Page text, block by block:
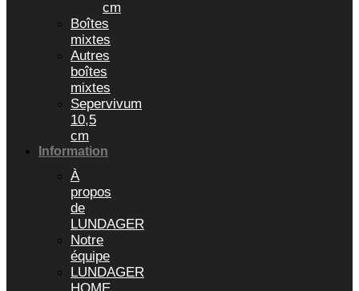
cm
Boîtes
mixtes
Autres
boîtes
mixtes
Sepervivum
10,5
cm
Information
À
propos
de
LUNDAGER
Notre
équipe
LUNDAGER